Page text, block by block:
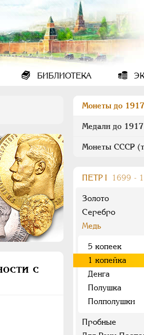
БИБЛИОТЕКА
с
Монеты до
Медали до 1917
Монеты СССР
ПEТР I 1699 -
Золото
Серебро
Медь
5 копеек
1 копейка
Денга
Полушка
Полполушки
Пробные